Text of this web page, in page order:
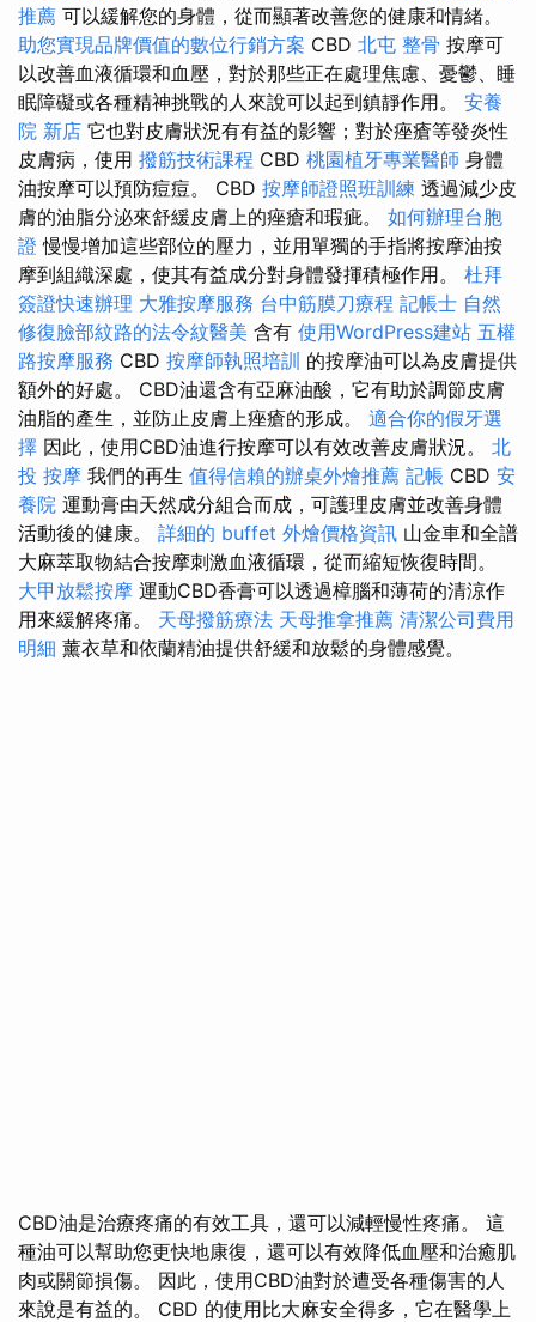
推薦 可以緩解您的身體，從而顯著改善您的健康和情緒。
助您實現品牌價值的數位行銷方案 CBD 北屯 整骨 按摩可
以改善血液循環和血壓，對於那些正在處理焦慮、憂鬱、睡
眠障礙或各種精神挑戰的人來說可以起到鎮靜作用。 安養
院 新店 它也對皮膚狀況有有益的影響；對於痤瘡等發炎性
皮膚病，使用 撥筋技術課程 CBD 桃園植牙專業醫師 身體
油按摩可以預防痘痘。 CBD 按摩師證照班訓練 透過減少皮
膚的油脂分泌來舒緩皮膚上的痤瘡和瑕疵。 如何辦理台胞
證 慢慢增加這些部位的壓力，並用單獨的手指將按摩油按
摩到組織深處，使其有益成分對身體發揮積極作用。 杜拜
簽證快速辦理 大雅按摩服務 台中筋膜刀療程 記帳士 自然
修復臉部紋路的法令紋醫美 含有 使用WordPress建站 五權
路按摩服務 CBD 按摩師執照培訓 的按摩油可以為皮膚提供
額外的好處。 CBD油還含有亞麻油酸，它有助於調節皮膚
油脂的產生，並防止皮膚上痤瘡的形成。 適合你的假牙選
擇 因此，使用CBD油進行按摩可以有效改善皮膚狀況。 北
投 按摩 我們的再生 值得信賴的辦桌外燴推薦 記帳 CBD 安
養院 運動膏由天然成分組合而成，可護理皮膚並改善身體
活動後的健康。 詳細的 buffet 外燴價格資訊 山金車和全譜
大麻萃取物結合按摩刺激血液循環，從而縮短恢復時間。
大甲放鬆按摩 運動CBD香膏可以透過樟腦和薄荷的清涼作
用來緩解疼痛。 天母撥筋療法 天母推拿推薦 清潔公司費用
明細 薰衣草和依蘭精油提供舒緩和放鬆的身體感覺。
CBD油是治療疼痛的有效工具，還可以減輕慢性疼痛。 這
種油可以幫助您更快地康復，還可以有效降低血壓和治癒肌
肉或關節損傷。 因此，使用CBD油對於遭受各種傷害的人
來說是有益的。 CBD 的使用比大麻安全得多，它在醫學上